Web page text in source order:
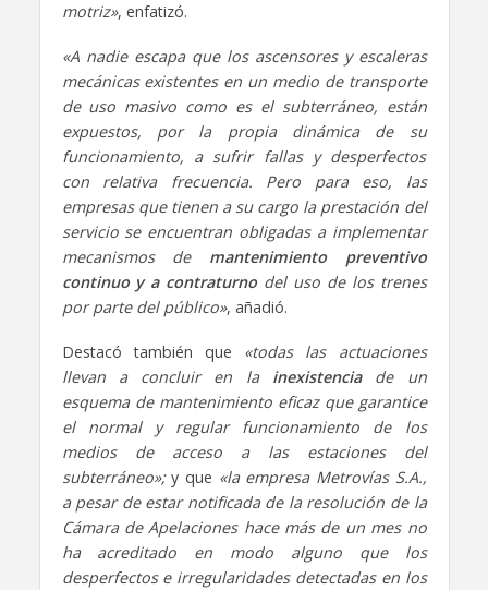
motriz», enfatizó.
«A nadie escapa que los ascensores y escaleras
mecánicas existentes en un medio de transporte
de uso masivo como es el subterráneo, están
expuestos, por la propia dinámica de su
funcionamiento, a sufrir fallas y desperfectos
con relativa frecuencia. Pero para eso, las
empresas que tienen a su cargo la prestación del
servicio se encuentran obligadas a implementar
mecanismos de mantenimiento preventivo
continuo y a contraturnodel uso de los trenes
por parte del público», añadió.
Destacó también que «todas las actuaciones
llevan a concluir en la inexistenciade un
esquema de mantenimiento eficaz que garantice
el normal y regular funcionamiento de los
medios de acceso a las estaciones del
subterráneo»;y que «la empresa Metrovías S.A.,
a pesar de estar notificada de la resolución de la
Cámara de Apelaciones hace más de un mes no
ha acreditado en modo alguno que los
desperfectos e irregularidades detectadas en los